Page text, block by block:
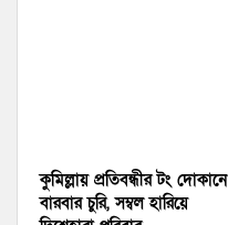
কুমিল্লায় প্রতিবন্ধীর টং দোকানে
বারবার চুরি, সম্বল হারিয়ে